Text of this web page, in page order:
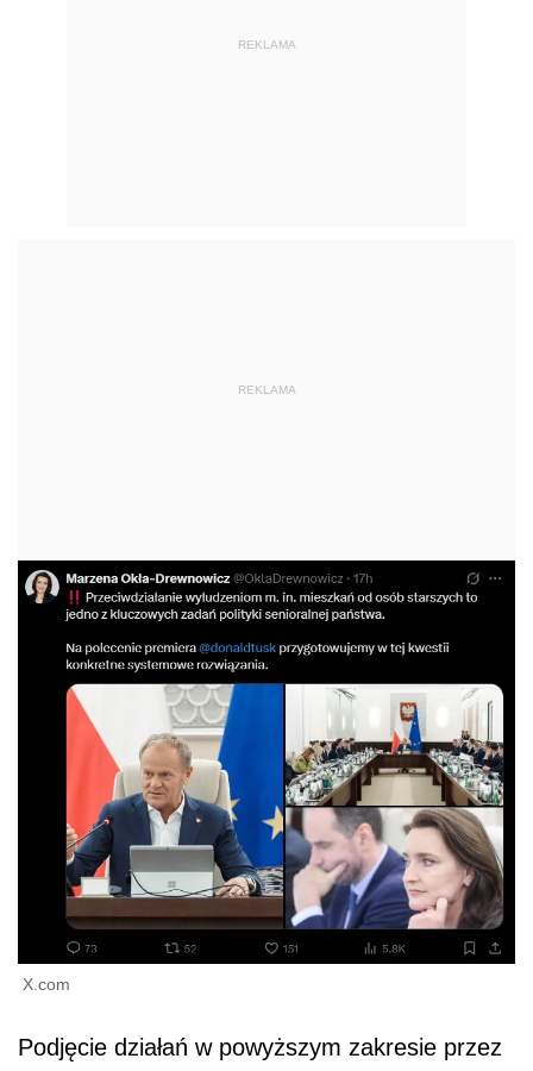
REKLAMA
REKLAMA
X.com
Podjęcie działań w powyższym zakresie przez